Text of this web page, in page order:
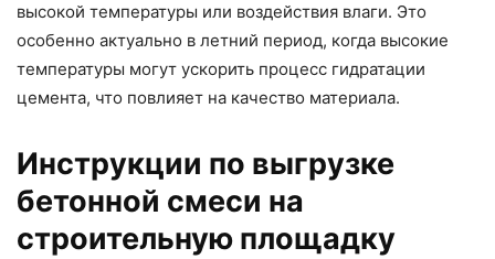
высокой температуры или воздействия влаги. Это
особенно актуально в летний период, когда высокие
температуры могут ускорить процесс гидратации
цемента, что повлияет на качество материала.
Инструкции по выгрузке
бетонной смеси на
строительную площадку